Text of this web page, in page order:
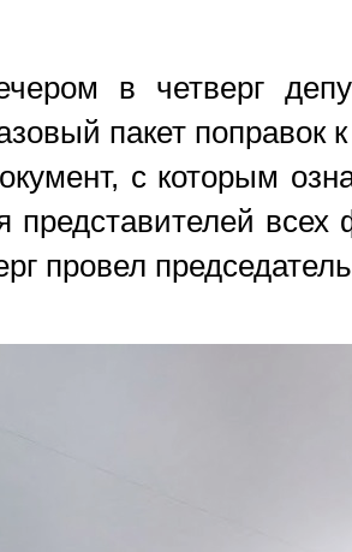
в четверг
пакет поправок
с которым
представителей
провел